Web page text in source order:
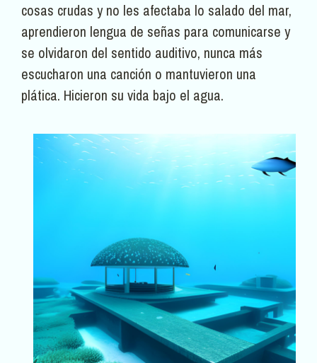
cosas crudas y no les afectaba lo salado del mar,
aprendieron lengua de señas para comunicarse y
se olvidaron del sentido auditivo, nunca más
escucharon una canción o mantuvieron una
plática. Hicieron su vida bajo el agua.